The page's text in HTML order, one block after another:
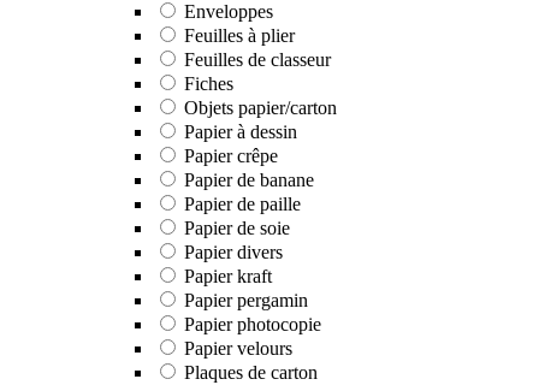
Enveloppes
Feuilles à plier
Feuilles de classeur
Fiches
Objets papier/carton
Papier à dessin
Papier crêpe
Papier de banane
Papier de paille
Papier de soie
Papier divers
Papier kraft
Papier pergamin
Papier photocopie
Papier velours
Plaques de carton